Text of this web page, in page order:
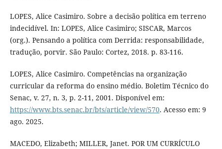
LOPES, Alice Casimiro. Sobre a decisão política em terreno
indecidível. In: LOPES, Alice Casimiro; SISCAR, Marcos
(org.). Pensando a política com Derrida: responsabilidade,
tradução, porvir. São Paulo: Cortez, 2018. p. 83-116.
LOPES, Alice Casimiro. Competências na organização
curricular da reforma do ensino médio. Boletim Técnico do
Senac, v. 27, n. 3, p. 2-11, 2001. Disponível em:
https://www.bts.senac.br/bts/article/view/570. Acesso em: 9
ago. 2025.
MACEDO, Elizabeth; MILLER, Janet. POR UM CURRÍCULO